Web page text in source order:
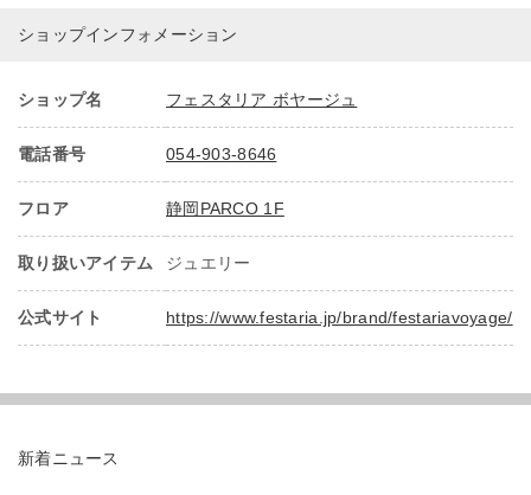
ショップインフォメーション
ショップ名 フェスタリア ボヤージュ
電話番号 054-903-8646
フロア 静岡PARCO 1F
取り扱いアイテム ジュエリー
公式サイト https://www.festaria.jp/brand/festariavoyage/
新着ニュース